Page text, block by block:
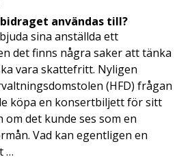
användas till?
sina anställda ett
det finns några saker att tänka
vara skattefritt. Nyligen
(HFD) frågan
köpa en konsertbiljett för sitt
det kunde ses som en
Vad kan egentligen en
…